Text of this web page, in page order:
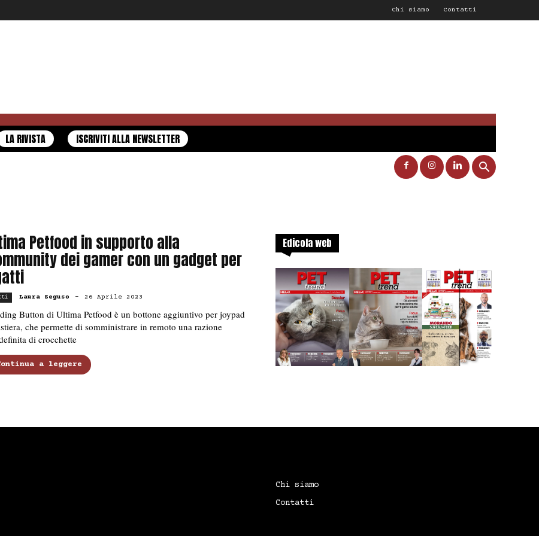
Chi siamo Contatti
LA RIVISTA ISCRIVITI ALLA NEWSLETTER
Petfood in supporto alla
dei gamer con un gadget per
Laura Seguso - 26 Aprile 2023
Button di Ultima Petfood è un bottone aggiuntivo per joypad
che permette di somministrare in remoto una razione
di crocchette
a leggere
Edicola web
Chi siamo
Contatti